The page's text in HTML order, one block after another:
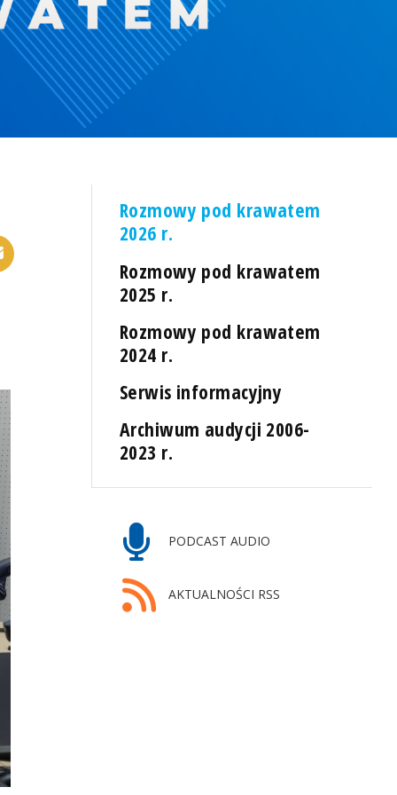
Rozmowy pod krawatem
2026 r.
Rozmowy pod krawatem
2025 r.
Rozmowy pod krawatem
2024 r.
Serwis informacyjny
Archiwum audycji 2006-
2023 r.
PODCAST AUDIO
AKTUALNOŚCI RSS